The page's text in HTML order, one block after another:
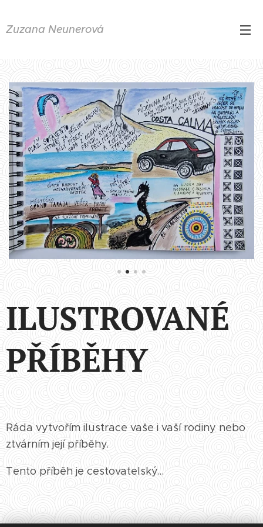
Zuzana Neunerová
ILUSTROVANÉ
PŘÍBĚHY
Ráda vytvořím ilustrace vaše i vaší rodiny nebo
ztvárním její příběhy.
Tento příběh je cestovatelský...